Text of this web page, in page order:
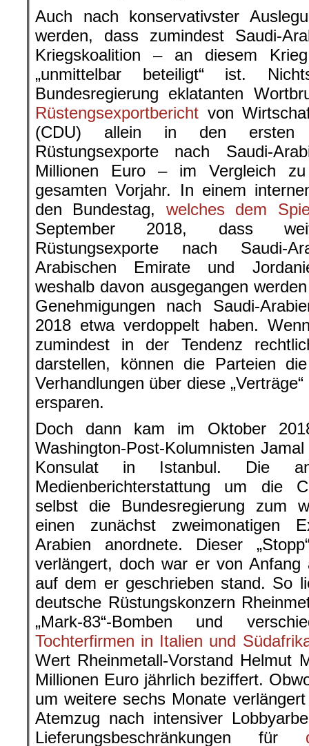
Auch nach konservativster
werden, dass zumindest Saudi-
Kriegskoalition – an diesem
„unmittelbar beteiligt“ ist.
Bundesregierung eklatanten
Rüstengsexportbericht von
(CDU) allein in den ersten
Rüstungsexporte nach Saudi-
Millionen Euro – im Vergleich
gesamten Vorjahr. In einem
den Bundestag, welches dem
September 2018, dass
Rüstungsexporte nach Saudi-
Arabischen Emirate und
weshalb davon ausgegangen
Genehmigungen nach Saudi-
2018 etwa verdoppelt haben.
zumindest in der Tendenz
darstellen, können die Parteien
Verhandlungen über diese
ersparen.
Doch dann kam im Oktober
Washington-Post-Kolumnisten
Konsulat in Istanbul. Die
Medienberichterstattung um die
selbst die Bundesregierung zum
einen zunächst zweimonatigen
Arabien anordnete. Dieser
verlängert, doch war er von
auf dem er geschrieben stand. So
deutsche Rüstungskonzern
„Mark-83“-Bomben und
Tochterfirmen in Italien und
Wert Rheinmetall-Vorstand Helmut
Millionen Euro jährlich beziffert.
um weitere sechs Monate
Atemzug nach intensiver
Lieferungsbeschränkungen für